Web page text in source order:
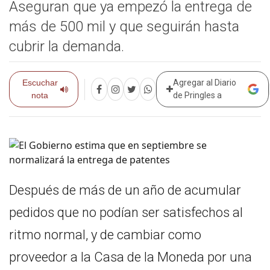
Aseguran que ya empezó la entrega de
más de 500 mil y que seguirán hasta
cubrir la demanda.
Escuchar
nota
Agregar al Diario
de Pringles a
Después de más de un año de acumular
pedidos que no podían ser satisfechos al
ritmo normal, y de cambiar como
proveedor a la Casa de la Moneda por una